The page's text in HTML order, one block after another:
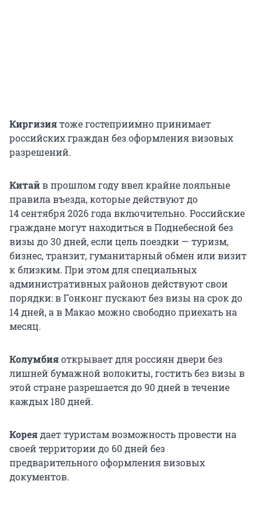
Киргизиятоже гостеприимно принимает
российских граждан без оформления визовых
разрешений.
Китайв прошлом году ввел крайне лояльные
правила въезда, которые действуют до
14 сентября2026 года включительно. Российские
граждане могут находиться в Поднебесной без
визы до 30 дней, если цель поездки — туризм,
бизнес, транзит, гуманитарный обмен или визит
к близким. При этом для специальных
административных районов действуют свои
порядки: в Гонконг пускают без визы на срок до
14 дней, а в Макао можно свободно приехать на
месяц.
Колумбияоткрывает для россиян двери без
лишней бумажной волокиты, гостить без визы в
этой стране разрешается до 90 дней в течение
каждых 180 дней.
Кореядает туристам возможность провести на
своей территории до 60 дней без
предварительного оформления визовых
документов.